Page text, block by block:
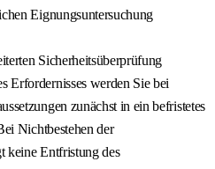
Eignungsuntersuchung
Sicherheitsüberprüfung
Erfordernisses werden Sie bei
zunächst in ein befristetes
Nichtbestehen der
keine Entfristung des